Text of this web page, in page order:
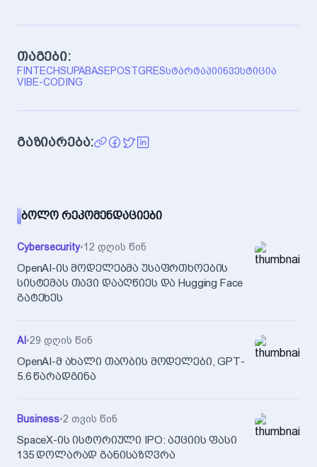
თაგები:
FINTECHSUPABASEPOSTGRESᲡᲢᲐᲠᲢᲐᲞᲘᲘᲜᲕᲔᲡᲢᲘᲪᲘᲐ
VIBE-CODING
გაზიარება:
ᲑᲝᲚᲝ ᲠᲔᲙᲝᲛᲔᲜᲓᲐᲪᲘᲔᲑᲘ
Cybersecurity•12 დღის წინ
OpenAI-ის მოდელებმა უსაფრთხოების
სისტემას თავი დააღწიეს და Hugging Face
გატეხეს
AI •29 დღის წინ
OpenAI-მ ახალი თაობის მოდელები, GPT-
5.6 წარადგინა
Business•2 თვის წინ
SpaceX-ის ისტორიული IPO: აქციის ფასი
135 დოლარად განისაზღვრა